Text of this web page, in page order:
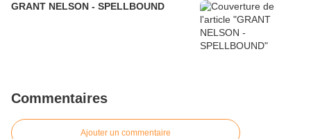
GRANT NELSON - SPELLBOUND
Commentaires
Ajouter un commentaire